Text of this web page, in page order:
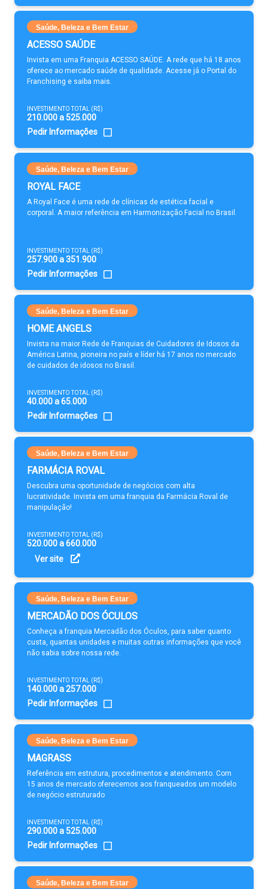
Saúde, Beleza e Bem Estar
ACESSO SAÚDE
Invista em uma Franquia ACESSO SAÚDE. A rede que há 18 anos
oferece ao mercado saúde de qualidade. Acesse já o Portal do
Franchising e saiba mais.
INVESTIMENTO TOTAL (R$)
210.000 a 525.000
Pedir Informações
Saúde, Beleza e Bem Estar
ROYAL FACE
A Royal Face é uma rede de clínicas de estética facial e
corporal. A maior referência em Harmonização Facial no Brasil.
INVESTIMENTO TOTAL (R$)
257.900 a 351.900
Pedir Informações
Saúde, Beleza e Bem Estar
HOME ANGELS
Invista na maior Rede de Franquias de Cuidadores de Idosos da
América Latina, pioneira no país e líder há 17 anos no mercado
de cuidados de idosos no Brasil.
INVESTIMENTO TOTAL (R$)
40.000 a 65.000
Pedir Informações
Saúde, Beleza e Bem Estar
FARMÁCIA ROVAL
Descubra uma oportunidade de negócios com alta
lucratividade. Invista em uma franquia da Farmácia Roval de
manipulação!
INVESTIMENTO TOTAL (R$)
520.000 a 660.000
Ver site
Saúde, Beleza e Bem Estar
MERCADÃO DOS ÓCULOS
Conheça a franquia Mercadão dos Óculos, para saber quanto
custa, quantas unidades e muitas outras informações que você
não sabia sobre nossa rede.
INVESTIMENTO TOTAL (R$)
140.000 a 257.000
Pedir Informações
Saúde, Beleza e Bem Estar
MAGRASS
Referência em estrutura, procedimentos e atendimento. Com
15 anos de mercado oferecemos aos franqueados um modelo
de negócio estruturado
INVESTIMENTO TOTAL (R$)
290.000 a 525.000
Pedir Informações
Saúde, Beleza e Bem Estar